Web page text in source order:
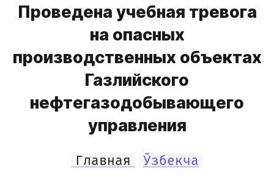
Проведена учебная тревога
на опасных
производственных объектах
Газлийского
нефтегазодобывающего
управления
Главная Ўзбекча